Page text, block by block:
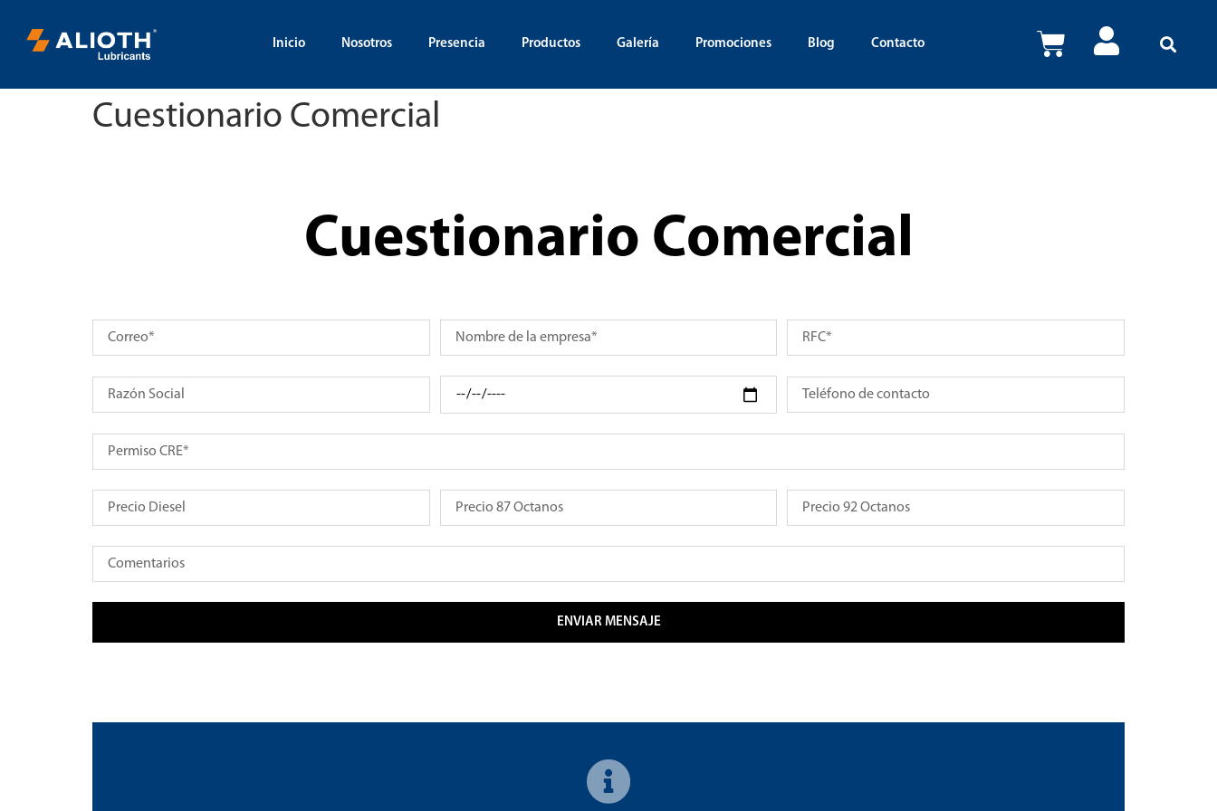
Inicio Nosotros Presencia Productos Galería Promociones Blog Contacto
Cuestionario Comercial
Cuestionario Comercial
ENVIAR MENSAJE